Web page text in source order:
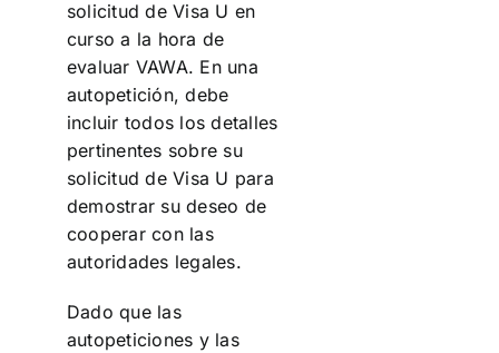
solicitud de Visa U en
curso a la hora de
evaluar VAWA. En una
autopetición, debe
incluir todos los detalles
pertinentes sobre su
solicitud de Visa U para
demostrar su deseo de
cooperar con las
autoridades legales.
Dado que las
autopeticiones y las